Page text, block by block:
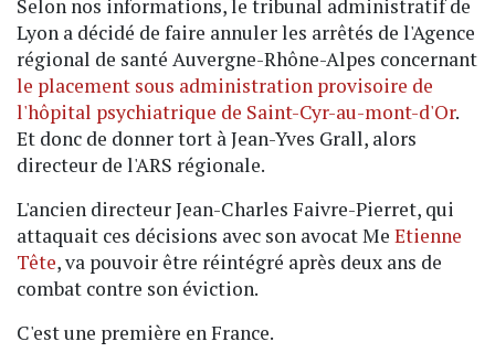
Selon nos informations, le tribunal administratif de
Lyon a décidé de faire annuler les arrêtés de l'Agence
régional de santé Auvergne-Rhône-Alpes concernant
le placement sous administration provisoire de
l'hôpital psychiatrique de Saint-Cyr-au-mont-d'Or.
Et donc de donner tort à Jean-Yves Grall, alors
directeur de l'ARS régionale.
L'ancien directeur Jean-Charles Faivre-Pierret, qui
attaquait ces décisions avec son avocat Me Etienne
Tête, va pouvoir être réintégré après deux ans de
combat contre son éviction.
C'est une première en France.